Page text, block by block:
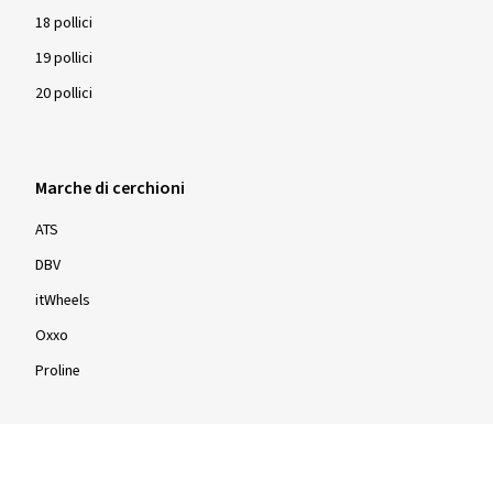
18 pollici
19 pollici
20 pollici
Marche di cerchioni
ATS
DBV
itWheels
Oxxo
Proline